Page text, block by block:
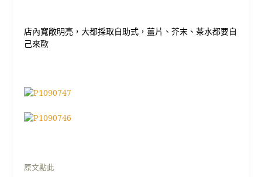
店內寬敞明亮，大都採取自助式，薑片、芥末、茶水都要自
己來歐
原文點此